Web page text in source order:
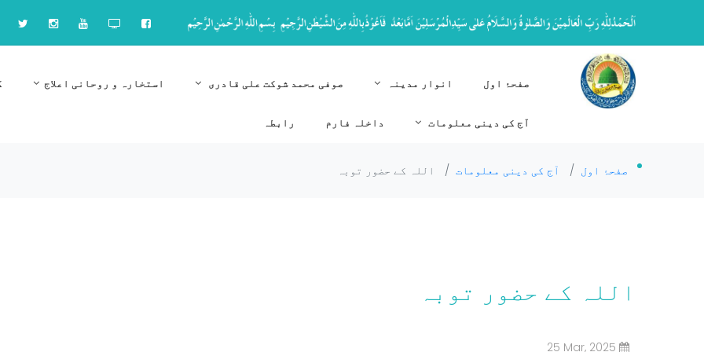
صفحۂ اول انوار مدینہ صوفی محمد شوکت علی قادری استخارہ و روحانی اعلاج
آج کی دینی معلومات داخلہ فارم رابطہ
صفحۂ اول / آج کی دینی معلومات / اللہ کے حضور توبہ
اللہ کے حضور توبہ
25 Mar, 2025